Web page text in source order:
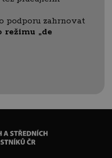
podporu zahrnovat
režimu „de